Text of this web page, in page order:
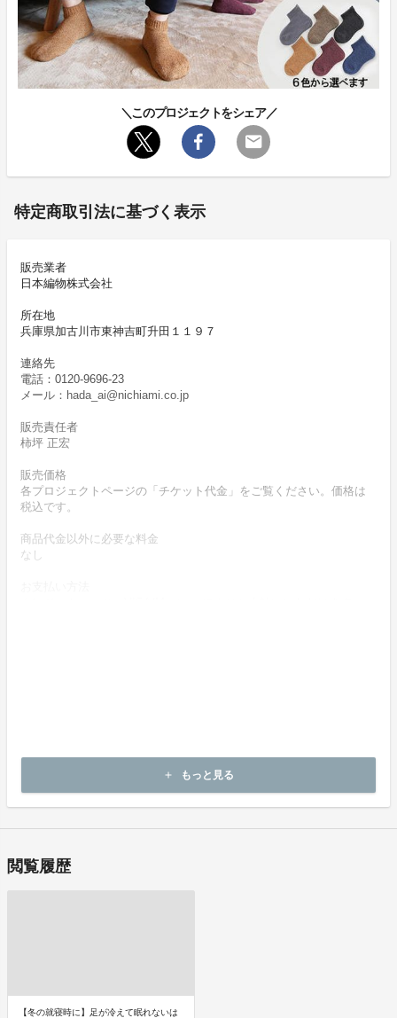
＼このプロジェクトをシェア／
特定商取引法に基づく表示
販売業者
日本編物株式会社
所在地
兵庫県加古川市東神吉町升田１１９７
連絡先
電話：0120-9696-23
メール：hada_ai@nichiami.co.jp
販売責任者
柿坪 正宏
販売価格
各プロジェクトページの「チケット代金」をご覧ください。価格は
税込です。
商品代金以外に必要な料金
なし
キャンセルはできません。
決済完了後の返金は一切できません。
add もっと見る
閲覧履歴
【冬の就寝時に】足が冷えて眠れないは